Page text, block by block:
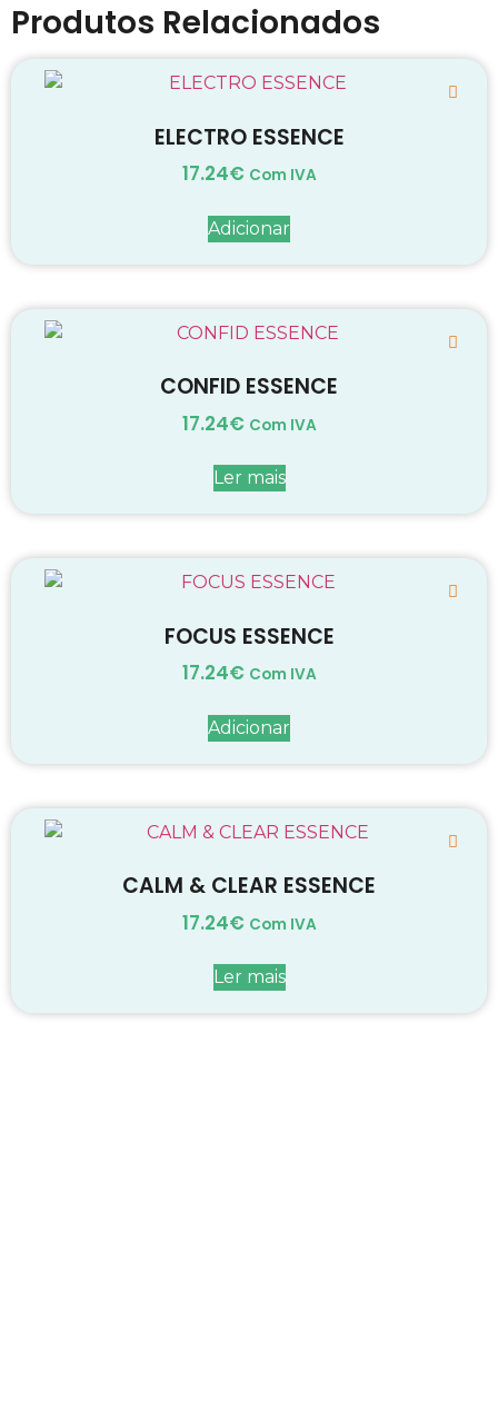
Produtos Relacionados
ELECTRO ESSENCE
17.24€ Com IVA
Adicionar
CONFID ESSENCE
17.24€ Com IVA
Ler mais
FOCUS ESSENCE
17.24€ Com IVA
Adicionar
CALM & CLEAR ESSENCE
17.24€ Com IVA
Ler mais